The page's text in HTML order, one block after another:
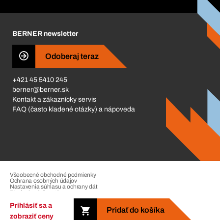
Prihlásiť sa a
zobraziť ceny
Pridať do košíka
Business Conduct
BERNER newsletter
Odoberaj teraz
+421 45 5410 245
berner@berner.sk
Kontakt a zákaznícky servis
FAQ (často kladené otázky) a nápoveda
Všeobecné obchodné podmienky
Ochrana osobných údajov
Nastavenia súhlasu a ochrany dát
Riadenie sťažností